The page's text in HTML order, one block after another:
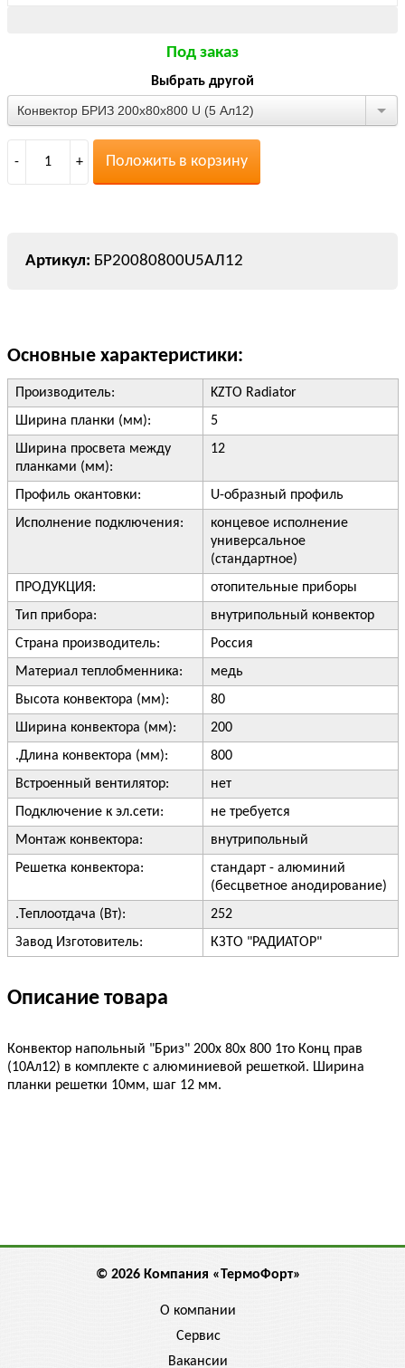
Под заказ
Выбрать другой
Конвектор БРИЗ 200х80х800 U (5 Ал12)
- 1 + Положить в корзину
БР20080800U5АЛ12
Основные характеристики:
Производитель:
KZTO Radiator
Ширина планки (мм):
5
Ширина просвета между
планками (мм):
12
Профиль окантовки:
U-образный профиль
Исполнение подключения:
концевое исполнение
универсальное
(стандартное)
ПРОДУКЦИЯ:
отопительные приборы
Тип прибора:
внутрипольный конвектор
Страна производитель:
Россия
Материал теплобменника:
медь
Высота конвектора (мм):
80
Ширина конвектора (мм):
200
.Длина конвектора (мм):
800
Встроенный вентилятор:
нет
Подключение к эл.сети:
не требуется
Монтаж конвектора:
внутрипольный
Решетка конвектора:
стандарт - алюминий
(бесцветное анодирование)
.Теплоотдача (Вт):
252
Завод Изготовитель:
КЗТО "РАДИАТОР"
Описание товара
Конвектор напольный "Бриз" 200х 80х 800 1то Конц прав
(10Ал12) в комплекте с алюминиевой решеткой. Ширина
планки решетки 10мм, шаг 12 мм.
© 2026 Компания «ТермоФорт»
О компании
Сервис
Вакансии